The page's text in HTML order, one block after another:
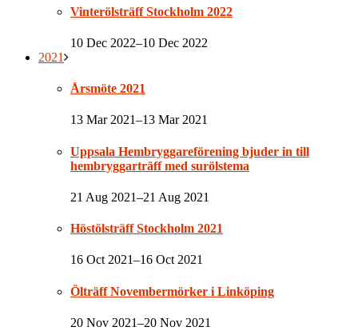
Vinterölsträff Stockholm 2022
10 Dec 2022–10 Dec 2022
2021
Årsmöte 2021
13 Mar 2021–13 Mar 2021
Uppsala Hembryggareförening bjuder in till
hembryggarträff med surölstema
21 Aug 2021–21 Aug 2021
Höstölsträff Stockholm 2021
16 Oct 2021–16 Oct 2021
Ölträff Novembermörker i Linköping
20 Nov 2021–20 Nov 2021